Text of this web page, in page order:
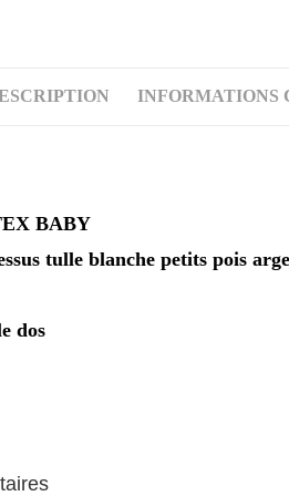
INFORMATIONS
BABY
tulle blanche petits pois
dos